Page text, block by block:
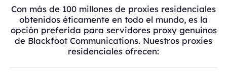
Con más de 100 millones de proxies residenciales
obtenidos éticamente en todo el mundo, es la
opción preferida para servidores proxy genuinos
de Blackfoot Communications. Nuestros proxies
residenciales ofrecen: